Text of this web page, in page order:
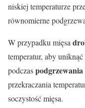
niskiej temperaturze
równomierne
W przypadku mięsa
temperatur, aby
podczaspodgrzewania
przekraczania
soczystość mięsa.